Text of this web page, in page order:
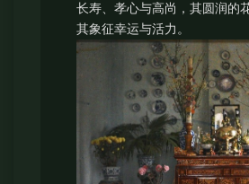
长寿、孝心与高尚，其圆润的
其象征幸运与活力。